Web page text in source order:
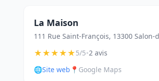
La Maison
111 Rue Saint-François, 13300 Salon-
★★★★★5/5•2 avis
🌐Site web 📍 Google Maps